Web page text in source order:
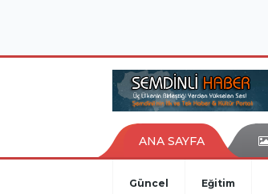
ANA SAYFA
Güncel Eğitim